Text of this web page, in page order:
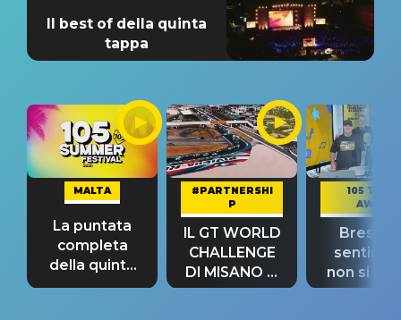
Il best of della quinta
tappa
MALTA
La puntata
completa
della quinta
tappa
#PARTNERSHI
P
IL GT WORLD
CHALLENGE
DI MISANO si
riconferma
105 TAKE
AWAY
Bresh:
non si
fino alla